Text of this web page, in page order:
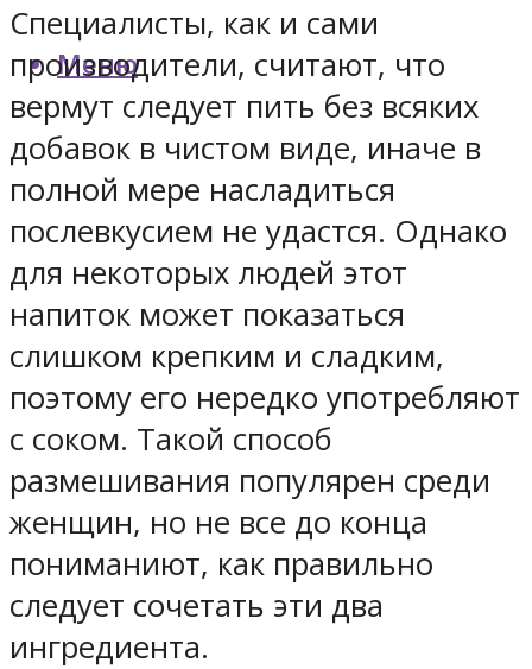
Меню
Специалисты, как и сами
производители, считают, что
вермут следует пить без всяких
добавок в чистом виде, иначе в
полной мере насладиться
послевкусием не удастся. Однако
для некоторых людей этот
напиток может показаться
слишком крепким и сладким,
поэтому его нередко употребляют
с соком. Такой способ
размешивания популярен среди
женщин, но не все до конца
пониманиют, как правильно
следует сочетать эти два
ингредиента.